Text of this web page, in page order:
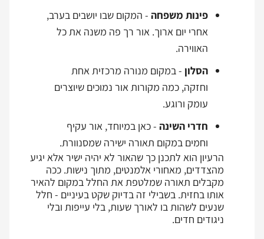
פינות משפחה - המקום שבו יושבים בערב,
אחרי יום ארוך. אור רך פה משנה את כל
האווירה.
הסלון - במקום מנורה מרכזית אחת
וחזקה, כמה מקורות אור נמוכים שיוצרים
עומק ורוגע.
חדרי השינה - כאן במיוחד, אור עקיף
וחמים במקום תאורה ישירה שמסנוורת.
הרעיון הוא לתכנן כך שהאור לא יהיה ישיר אלא יגיע
מהצדדים, מאחורי אלמנטים, מתוך נישות. ככה
מקבלים תאורה שמלטפת את החלל במקום להאיר
אותו בחזית. בשבילי זה בדיוק שקט בעיניים - חלל
שנעים לשהות בו לאורך שעות, בלי עייפות ובלי
ניגודים חדים.